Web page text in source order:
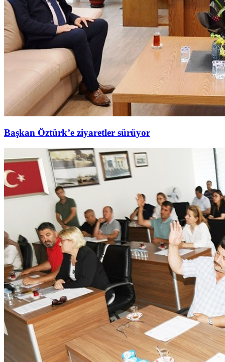
Başkan Öztürk’e ziyaretler sürüyor